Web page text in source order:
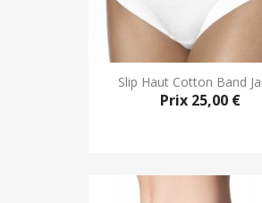
Slip Haut Cotton Band
Prix 25,00 €